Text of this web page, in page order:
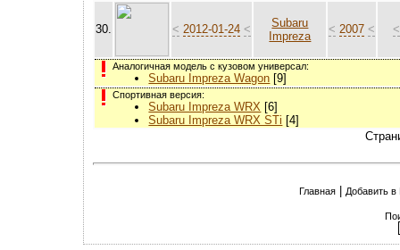
30. < 2012-01-24 <
Subaru
Impreza
< 2007 < <
Аналогичная модель с кузовом универсал:
Subaru Impreza Wagon [9]
Спортивная версия:
Subaru Impreza WRX [6]
Subaru Impreza WRX STi [4]
Главная Добавить в